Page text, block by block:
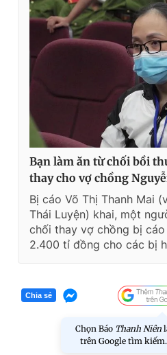
Bạn làm ăn từ chối bồi
thay cho vợ chồng
Bị cáo Võ Thị Thanh Mai
Thái Luyện) khai, một
chối thay vợ chồng bị
2.400 tỉ đồng cho các bị
Chia sẻ
Chọn Báo Thanh Niên
trên Google tìm kiếm.